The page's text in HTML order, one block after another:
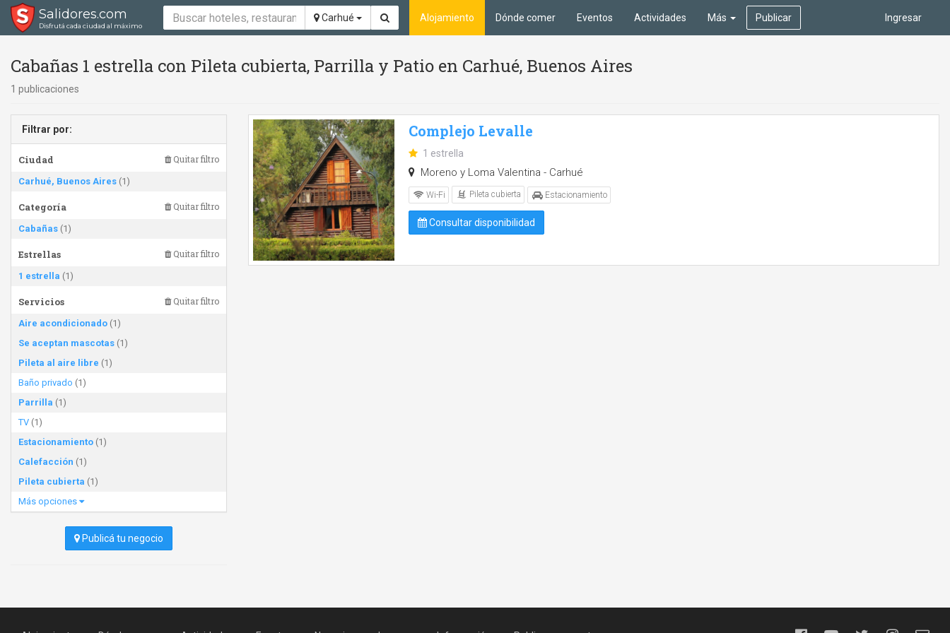
Salidores.com
Disfrutá cada ciudad al máximo
Carhué Ingresar
Alojamiento Dónde comer Eventos Actividades Más Publicar
Cabañas 1 estrella con Pileta cubierta, Parrilla y Patio en Carhué, Buenos Aires
1 publicaciones
Filtrar por:
Ciudad Quitar filtro
Carhué, Buenos Aires (1)
Categoría Quitar filtro
Cabañas (1)
Estrellas Quitar filtro
1 estrella (1)
Servicios Quitar filtro
Aire acondicionado (1)
Se aceptan mascotas (1)
Pileta al aire libre (1)
Baño privado (1)
Parrilla (1)
TV (1)
Estacionamiento (1)
Calefacción (1)
Pileta cubierta (1)
Más opciones
Publicá tu negocio
Complejo Levalle
1 estrella
Moreno y Loma Valentina - Carhué
Wi-Fi Pileta cubierta Estacionamiento
Consultar disponibilidad